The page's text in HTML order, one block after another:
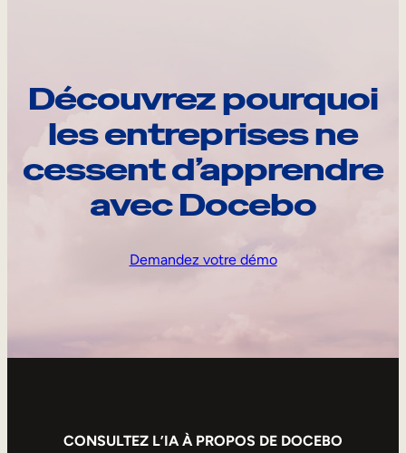
Découvrez pourquoi
les entreprises ne
cessent d’apprendre
avec Docebo
Demandez votre démo
CONSULTEZ L’IA À PROPOS DE DOCEBO